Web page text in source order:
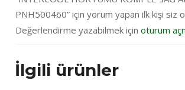
PNH500460” için yorum yapan ilk kişi siz
Değerlendirme yazabilmek için oturum
İlgili ürünler